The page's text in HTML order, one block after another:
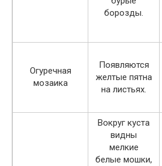
борозды.
Огуречная
мозаика
Появляются
желтые пятна
на листьях.
Вокруг куста
видны
мелкие
белые мошки,